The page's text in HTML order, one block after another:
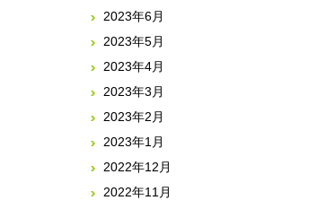
2023年6月
2023年5月
2023年4月
2023年3月
2023年2月
2023年1月
2022年12月
2022年11月